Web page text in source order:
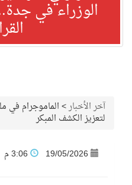
الوزراء في
آخر الأخبار>الماموجرام في
لتعزيز الكشف المبكر
19/05/2026